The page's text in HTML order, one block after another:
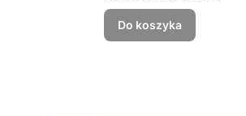
Do koszyka